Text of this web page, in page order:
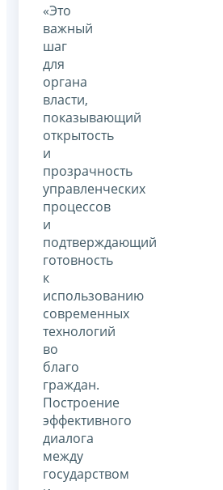
«Это
важный
шаг
для
органа
власти,
показывающий
открытость
и
прозрачность
управленческих
процессов
и
подтверждающий
готовность
к
использованию
современных
технологий
во
благо
граждан.
Построение
эффективного
диалога
между
государством